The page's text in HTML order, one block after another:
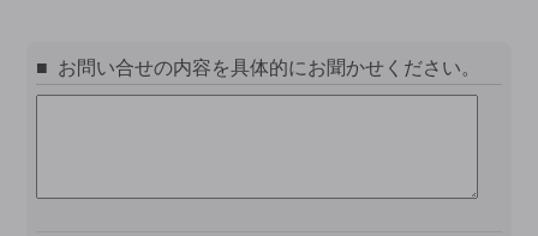
お問い合せの内容を具体的にお聞かせください。